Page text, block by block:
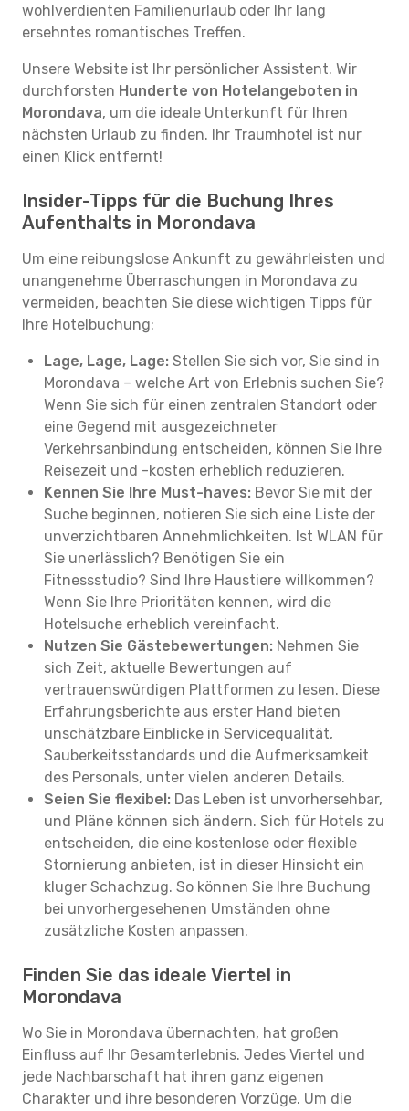
wohlverdienten Familienurlaub oder Ihr lang
ersehntes romantisches Treffen.
Unsere Website ist Ihr persönlicher Assistent. Wir
durchforsten Hunderte von Hotelangeboten in
Morondava, um die ideale Unterkunft für Ihren
nächsten Urlaub zu finden. Ihr Traumhotel ist nur
einen Klick entfernt!
Insider-Tipps für die Buchung Ihres
Aufenthalts in Morondava
Um eine reibungslose Ankunft zu gewährleisten und
unangenehme Überraschungen in Morondava zu
vermeiden, beachten Sie diese wichtigen Tipps für
Ihre Hotelbuchung:
Lage, Lage, Lage: Stellen Sie sich vor, Sie sind in
Morondava – welche Art von Erlebnis suchen Sie?
Wenn Sie sich für einen zentralen Standort oder
eine Gegend mit ausgezeichneter
Verkehrsanbindung entscheiden, können Sie Ihre
Reisezeit und -kosten erheblich reduzieren.
Kennen Sie Ihre Must-haves: Bevor Sie mit der
Suche beginnen, notieren Sie sich eine Liste der
unverzichtbaren Annehmlichkeiten. Ist WLAN für
Sie unerlässlich? Benötigen Sie ein
Fitnessstudio? Sind Ihre Haustiere willkommen?
Wenn Sie Ihre Prioritäten kennen, wird die
Hotelsuche erheblich vereinfacht.
Nutzen Sie Gästebewertungen: Nehmen Sie
sich Zeit, aktuelle Bewertungen auf
vertrauenswürdigen Plattformen zu lesen. Diese
Erfahrungsberichte aus erster Hand bieten
unschätzbare Einblicke in Servicequalität,
Sauberkeitsstandards und die Aufmerksamkeit
des Personals, unter vielen anderen Details.
Seien Sie flexibel: Das Leben ist unvorhersehbar,
und Pläne können sich ändern. Sich für Hotels zu
entscheiden, die eine kostenlose oder flexible
Stornierung anbieten, ist in dieser Hinsicht ein
kluger Schachzug. So können Sie Ihre Buchung
bei unvorhergesehenen Umständen ohne
zusätzliche Kosten anpassen.
Finden Sie das ideale Viertel in
Morondava
Wo Sie in Morondava übernachten, hat großen
Einfluss auf Ihr Gesamterlebnis. Jedes Viertel und
jede Nachbarschaft hat ihren ganz eigenen
Charakter und ihre besonderen Vorzüge. Um die